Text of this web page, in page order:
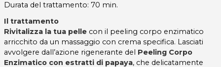
Durata del trattamento: 70 min.
Il trattamento
Rivitalizza la tua pelle con il peeling corpo enzimatico
arricchito da un massaggio con crema specifica. Lasciati
avvolgere dall’azione rigenerante del Peeling Corpo
Enzimatico con estratti di papaya, che delicatamente